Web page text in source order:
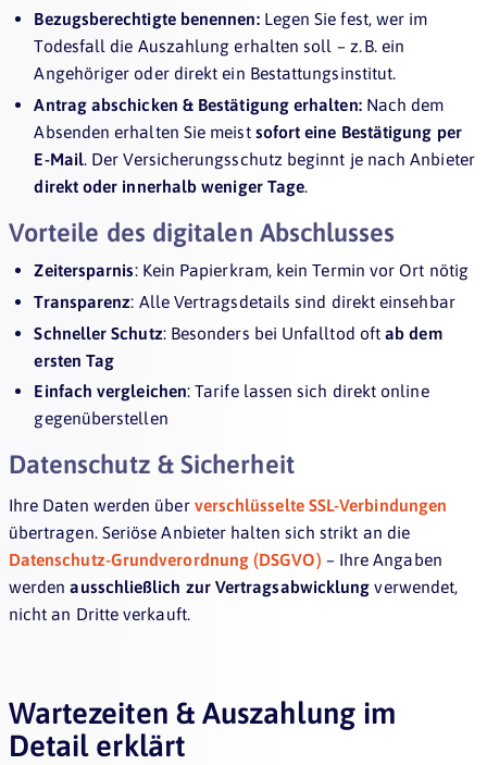
Bezugsberechtigte benennen: Legen Sie fest, wer im
Todesfall die Auszahlung erhalten soll – z. B. ein
Angehöriger oder direkt ein Bestattungsinstitut.
Antrag abschicken & Bestätigung erhalten: Nach dem
Absenden erhalten Sie meist sofort eine Bestätigung per
E-Mail. Der Versicherungsschutz beginnt je nach Anbieter
direkt oder innerhalb weniger Tage.
Vorteile des digitalen Abschlusses
Zeitersparnis: Kein Papierkram, kein Termin vor Ort nötig
Transparenz: Alle Vertragsdetails sind direkt einsehbar
Schneller Schutz: Besonders bei Unfalltod oftab dem
ersten Tag
Einfach vergleichen: Tarife lassen sich direkt online
gegenüberstellen
Datenschutz & Sicherheit
Ihre Daten werden über verschlüsselte SSL-Verbindungen
übertragen. Seriöse Anbieter halten sich strikt an die
Datenschutz-Grundverordnung (DSGVO) – Ihre Angaben
werdenausschließlich zur Vertragsabwicklung verwendet,
nicht an Dritte verkauft.
Wartezeiten & Auszahlung im
Detail erklärt